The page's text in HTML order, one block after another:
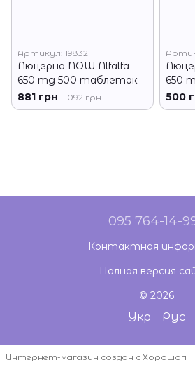
Артикул: 19832
Люцерна NOW Alfalfa
650 mg 500 таблеток
881 грн 1 092 грн
650
500
095 764-14-
Контактная
Полная версия
© 2026
Укр Рус
Интернет-магазин создан с Хорошоп